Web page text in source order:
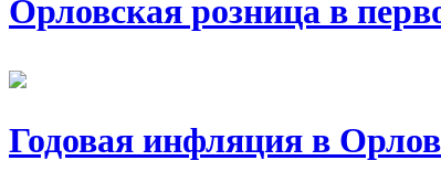
Орловская розница в
Годовая инфляция в